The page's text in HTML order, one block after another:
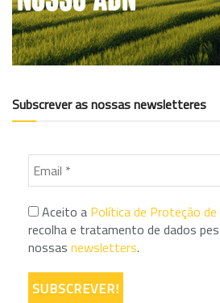
Subscrever as nossas newsletteres
Aceito a Política de Proteção
recolha e tratamento de dados
nossas newsletters.